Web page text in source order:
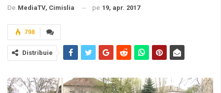
De MediaTV, Cimislia pe 19, apr. 2017
798
Distribuie